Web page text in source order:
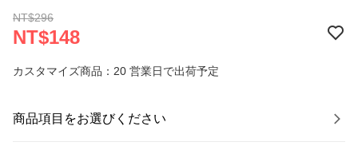
NT$296
NT$148
カスタマイズ商品：20 営業日で出荷予定
商品項目をお選びください